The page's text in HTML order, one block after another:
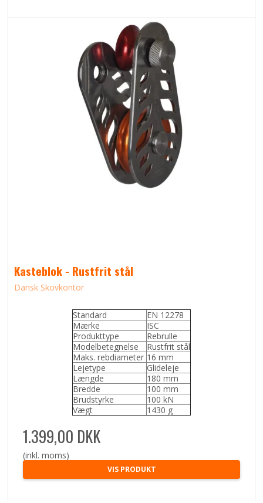
Kasteblok - Rustfrit stål
Dansk Skovkontor
Standard
EN 12278
Mærke
ISC
Produkttype
Rebrulle
Modelbetegnelse
Rustfrit stål
Maks. rebdiameter 16 mm
Lejetype
Glideleje
Længde
180 mm
Bredde
100 mm
Brudstyrke
100 kN
Vægt
1430 g
1.399,00 DKK
(inkl. moms)
VIS PRODUKT